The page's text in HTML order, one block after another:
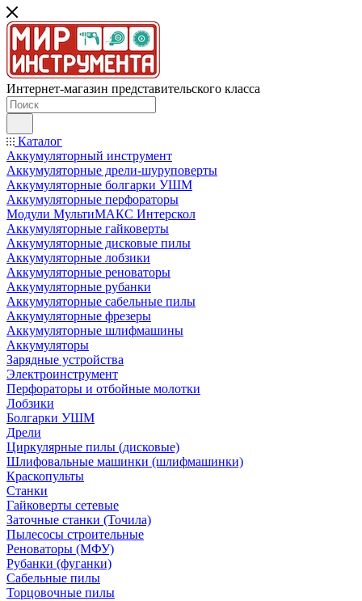
Интернет-магазин представительского класса
Каталог
Аккумуляторный инструмент
Аккумуляторные дрели-шуруповерты
Аккумуляторные болгарки УШМ
Аккумуляторные перфораторы
Модули МультиМАКС Интерскол
Аккумуляторные гайковерты
Аккумуляторные дисковые пилы
Аккумуляторные лобзики
Аккумуляторные реноваторы
Аккумуляторные рубанки
Аккумуляторные сабельные пилы
Аккумуляторные фрезеры
Аккумуляторные шлифмашины
Аккумуляторы
Зарядные устройства
Электроинструмент
Перфораторы и отбойные молотки
Лобзики
Болгарки УШМ
Дрели
Циркулярные пилы (дисковые)
Шлифовальные машинки (шлифмашинки)
Краскопульты
Станки
Гайковерты сетевые
Заточные станки (Точила)
Пылесосы строительные
Реноваторы (МФУ)
Рубанки (фуганки)
Сабельные пилы
Торцовочные пилы